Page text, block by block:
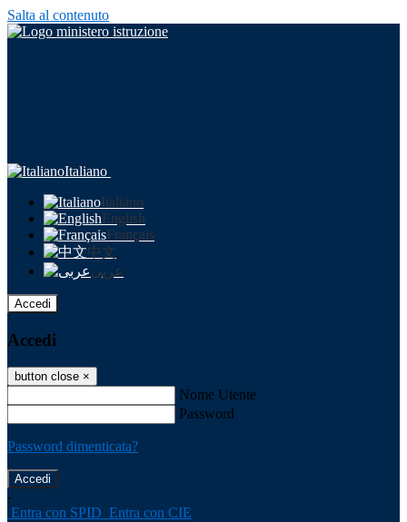
Salta al contenuto
Italiano
Italiano
English
Français
中文
عربى
Accedi
Accedi
button close ×
Nome Utente
Password
Password dimenticata?
-
Entra con SPID Entra con CIE